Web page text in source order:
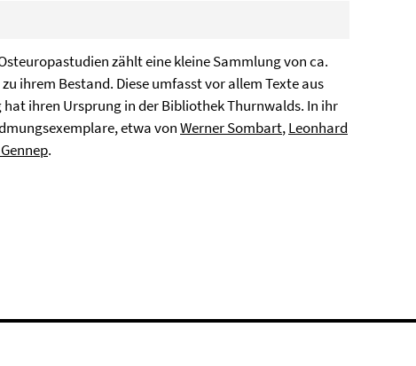
zählt eine kleine Sammlung von ca.
ihrem Bestand. Diese umfasst vor allem Texte aus
ihren Ursprung in der Bibliothek Thurnwalds. In ihr
etwa vonWerner Sombart,Leonhard
.